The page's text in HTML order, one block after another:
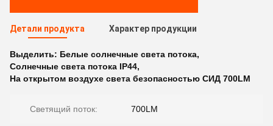
Детали продукта Характер продукции
Выделить: Белые солнечные света потока,
Солнечные света потока IP44,
На открытом воздухе света безопасностью СИД 700LM
Светящий поток: 700LM